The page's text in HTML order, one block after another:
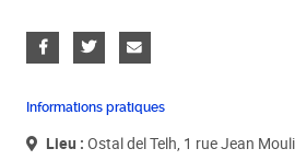
Informations pratiques
Lieu : Ostal del Telh, 1 rue Jean